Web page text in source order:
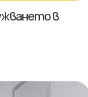
в